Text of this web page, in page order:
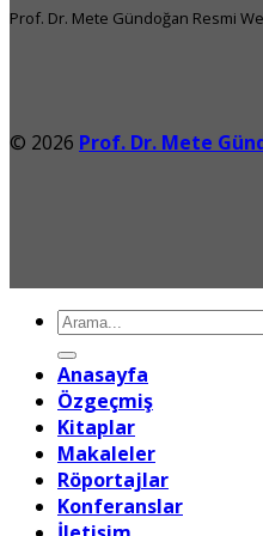
Prof. Dr. Mete Gündoğan Resmi
© 2026 Prof. Dr. Mete
Ara:
Anasayfa
Özgeçmiş
Kitaplar
Makaleler
Röportajlar
Konferanslar